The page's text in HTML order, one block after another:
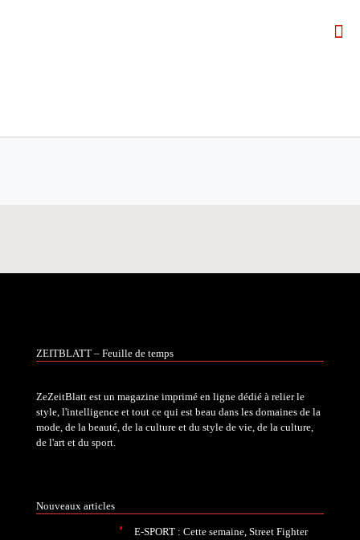
ZEITBLATT – Feuille de temps
ZeZeitBlatt est un magazine imprimé en ligne dédié à relier le
style, l'intelligence et tout ce qui est beau dans les domaines de la
mode, de la beauté, de la culture et du style de vie, de la culture,
de l'art et du sport.
Nouveaux articles
E-SPORT : Cette semaine, Street Fighter